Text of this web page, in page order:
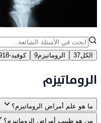
هذه المعلومات عامة ولا
الكل37 الروماتيزم9 كوفيد-1918
الروماتيزم
ما هو علم أمراض الروماتيزم؟
من هو طبيب أمراض الروماتيزم؟